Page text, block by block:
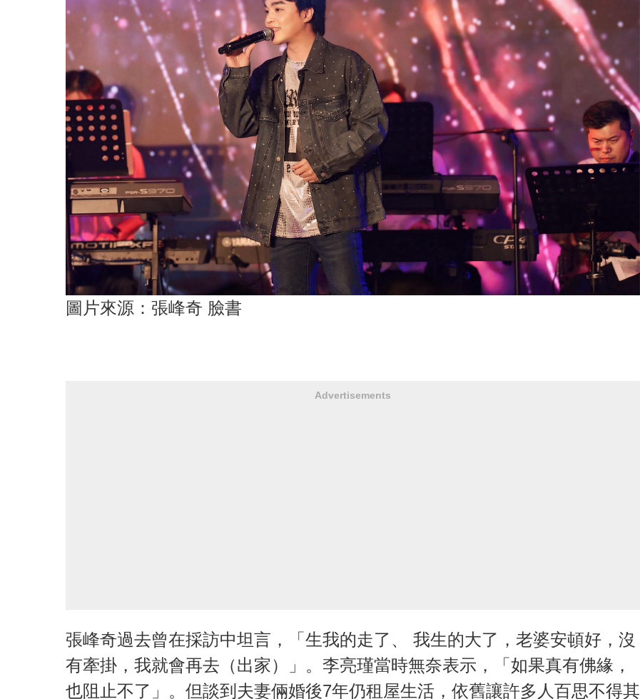
圖片來源：張峰奇 臉書
Advertisements
張峰奇過去曾在採訪中坦言，「生我的走了、 我生的大了，老婆安頓好，沒
有牽掛，我就會再去（出家）」。李亮瑾當時無奈表示，「如果真有佛緣，
也阻止不了」。但談到夫妻倆婚後7年仍租屋生活，依舊讓許多人百思不得其